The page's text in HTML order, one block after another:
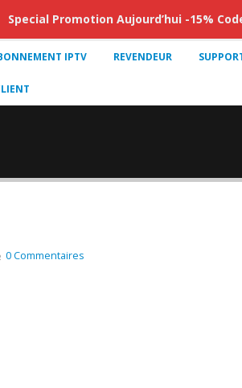
IPTV REVENDEUR
0 Commentaires
Special Promotion Aujourd’hui -15%